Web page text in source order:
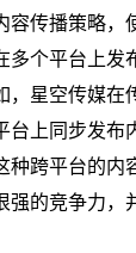
容传播策略，
多个平台上发
，星空传媒在
台上同步发布
种跨平台的内
强的竞争力，